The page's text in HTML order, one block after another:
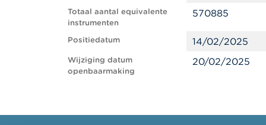
Totaal aantal equivalente
instrumenten
570885
Positiedatum 14/02/2025
Wijziging datum
openbaarmaking
20/02/2025